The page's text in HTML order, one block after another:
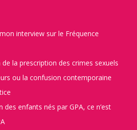
interview sur le Fréquence
la prescription des crimes sexuels
ou la confusion contemporaine
des enfants nés par GPA, ce n’est